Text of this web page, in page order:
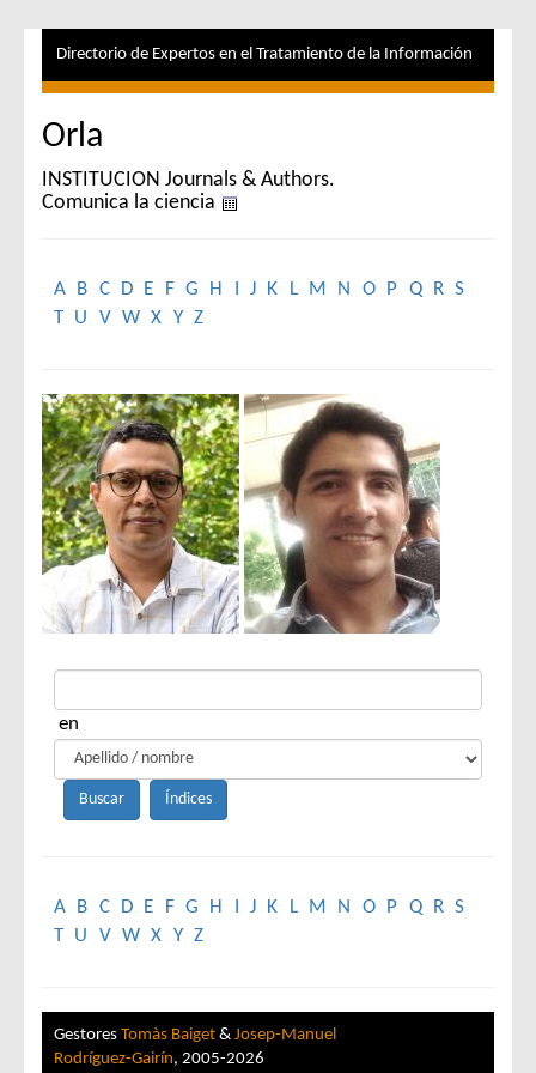
Directorio de Expertos en el Tratamiento de la Información
Orla
INSTITUCION Journals & Authors.
Comunica la ciencia
A B C D E F G H J K L M N O P Q R S
T U V W X Y Z
en
A B C D E F G H J K L M N O P Q R S
T U V W X Y Z
Gestores Tomàs Baiget & Josep-Manuel
Rodríguez-Gairín, 2005-2026